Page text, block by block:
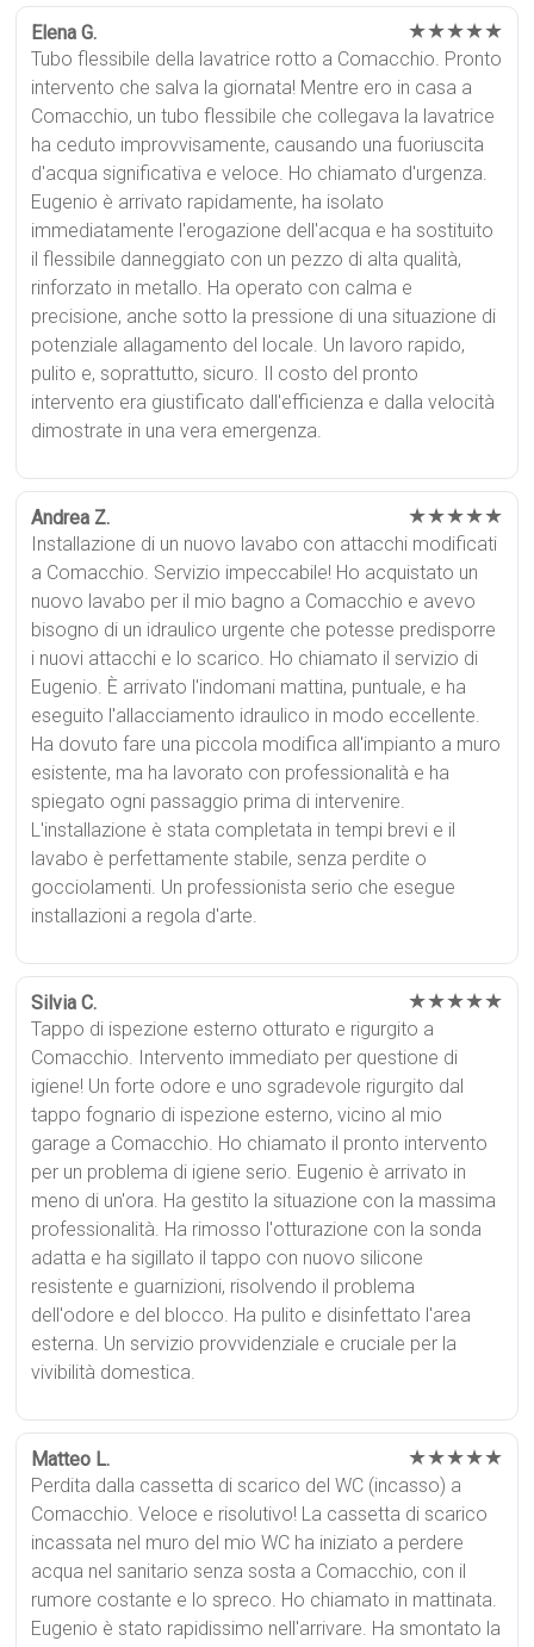
Elena G. ★★★★★
Tubo flessibile della lavatrice rotto a Comacchio. Pronto
intervento che salva la giornata! Mentre ero in casa a
Comacchio, un tubo flessibile che collegava la lavatrice
ha ceduto improvvisamente, causando una fuoriuscita
d'acqua significativa e veloce. Ho chiamato d'urgenza.
Eugenio è arrivato rapidamente, ha isolato
immediatamente l'erogazione dell'acqua e ha sostituito
il flessibile danneggiato con un pezzo di alta qualità,
rinforzato in metallo. Ha operato con calma e
precisione, anche sotto la pressione di una situazione di
potenziale allagamento del locale. Un lavoro rapido,
pulito e, soprattutto, sicuro. Il costo del pronto
intervento era giustificato dall'efficienza e dalla velocità
dimostrate in una vera emergenza.
Andrea Z. ★★★★★
Installazione di un nuovo lavabo con attacchi modificati
a Comacchio. Servizio impeccabile! Ho acquistato un
nuovo lavabo per il mio bagno a Comacchio e avevo
bisogno di un idraulico urgente che potesse predisporre
i nuovi attacchi e lo scarico. Ho chiamato il servizio di
Eugenio. È arrivato l'indomani mattina, puntuale, e ha
eseguito l'allacciamento idraulico in modo eccellente.
Ha dovuto fare una piccola modifica all'impianto a muro
esistente, ma ha lavorato con professionalità e ha
spiegato ogni passaggio prima di intervenire.
L'installazione è stata completata in tempi brevi e il
lavabo è perfettamente stabile, senza perdite o
gocciolamenti. Un professionista serio che esegue
installazioni a regola d'arte.
Silvia C. ★★★★★
Tappo di ispezione esterno otturato e rigurgito a
Comacchio. Intervento immediato per questione di
igiene! Un forte odore e uno sgradevole rigurgito dal
tappo fognario di ispezione esterno, vicino al mio
garage a Comacchio. Ho chiamato il pronto intervento
per un problema di igiene serio. Eugenio è arrivato in
meno di un'ora. Ha gestito la situazione con la massima
professionalità. Ha rimosso l'otturazione con la sonda
adatta e ha sigillato il tappo con nuovo silicone
resistente e guarnizioni, risolvendo il problema
dell'odore e del blocco. Ha pulito e disinfettato l'area
esterna. Un servizio provvidenziale e cruciale per la
vivibilità domestica.
Matteo L. ★★★★★
Perdita dalla cassetta di scarico del WC (incasso) a
Comacchio. Veloce e risolutivo! La cassetta di scarico
incassata nel muro del mio WC ha iniziato a perdere
acqua nel sanitario senza sosta a Comacchio, con il
rumore costante e lo spreco. Ho chiamato in mattinata.
Eugenio è stato rapidissimo nell'arrivare. Ha smontato la